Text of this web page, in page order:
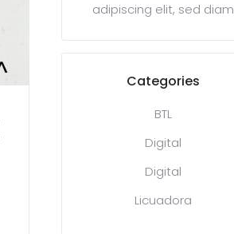
adipiscing elit, sed diam
Categories
BTL
Digital
Digital
Licuadora